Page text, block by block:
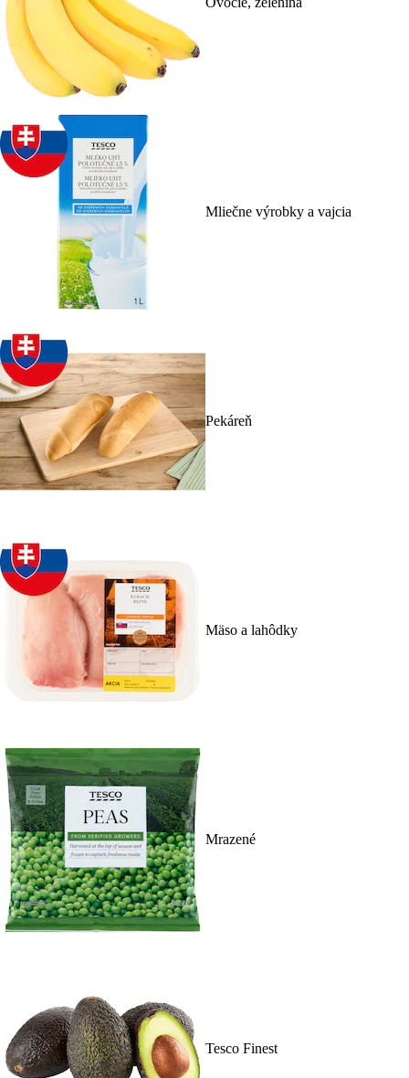
Mliečne výrobky a vajcia
Pekáreň
Mäso a lahôdky
Mrazené
Tesco Finest